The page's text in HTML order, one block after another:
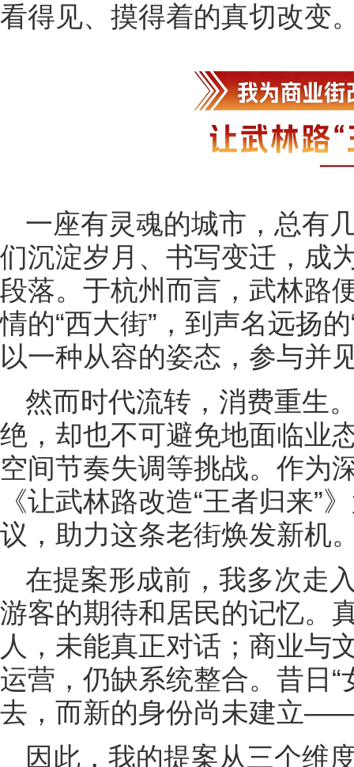
看得见、摸得着的真切改变
一座有灵魂的城市，总有
们沉淀岁月、书写变迁，成
段落。于杭州而言，武林
情的“西大街”，到声名远扬
以一种从容的姿态，参与并
然而时代流转，消费重生
绝，却也不可避免地面临业
空间节奏失调等挑战。作为
《让武林路改造“王者归来”
议，助力这条老街焕发新机
在提案形成前，我多次走
游客的期待和居民的记忆。
人，未能真正对话；商业与
运营，仍缺系统整合。昔日
去，而新的身份尚未建立
因此，我的提案从三个维